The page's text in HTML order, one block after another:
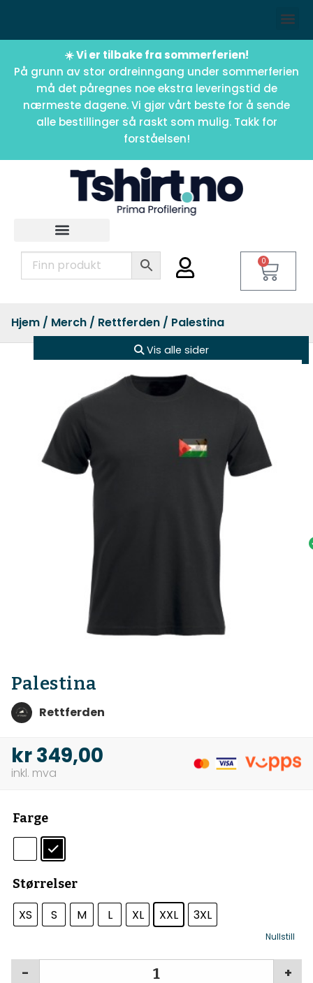
☀️ Vi er tilbake fra sommerferien!
På grunn av stor ordreinngang under sommerferien
må det påregnes noe ekstra leveringstid de
nærmeste dagene. Vi gjør vårt beste for å sende
alle bestillinger så raskt som mulig. Takk for
forståelsen!
0
Hjem / Merch / Rettferden / Palestina
Vis alle sider
Palestina
Rettferden
kr349,00
Farge
Størrelser
XS S M L XL XXL 3XL
Nullstill
+
-